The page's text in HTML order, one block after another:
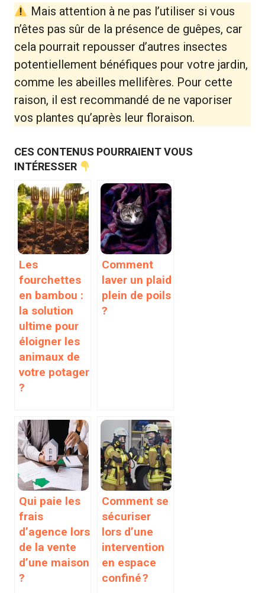
Mais attention à ne pas l’utiliser si vous
n’êtes pas sûr de la présence de guêpes, car
cela pourrait repousser d’autres insectes
potentiellement bénéfiques pour votre jardin,
comme les abeilles mellifères. Pour cette
raison, il est recommandé de ne vaporiser
vos plantes qu’après leur floraison.
CES CONTENUS POURRAIENT VOUS
INTÉRESSER
Les
fourchettes
en bambou :
la solution
ultime pour
éloigner les
animaux de
votre potager
?
Comment
laver un plaid
plein de poils
?
Qui paie les
frais
d’agence lors
de la vente
d’une maison
?
Comment se
sécuriser
lors d’une
intervention
en espace
confiné ?